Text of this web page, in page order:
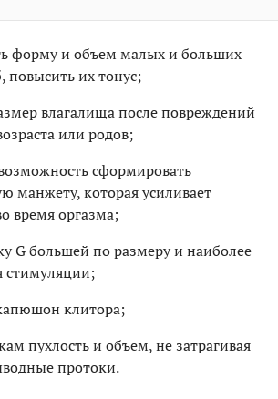
форму и объем малых и больших
повысить их тонус;
влагалища после повреждений
или родов;
сформировать
манжету, которая усиливает
время оргазма;
G большей по размеру и наиболее
стимуляции;
клитора;
пухлость и объем, не затрагивая
протоки.